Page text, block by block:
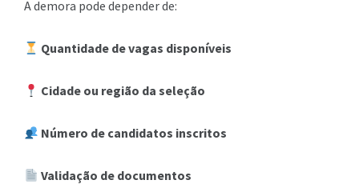
A demora pode depender de:
Quantidade de vagas disponíveis
Cidade ou região da seleção
Número de candidatos inscritos
Validação de documentos